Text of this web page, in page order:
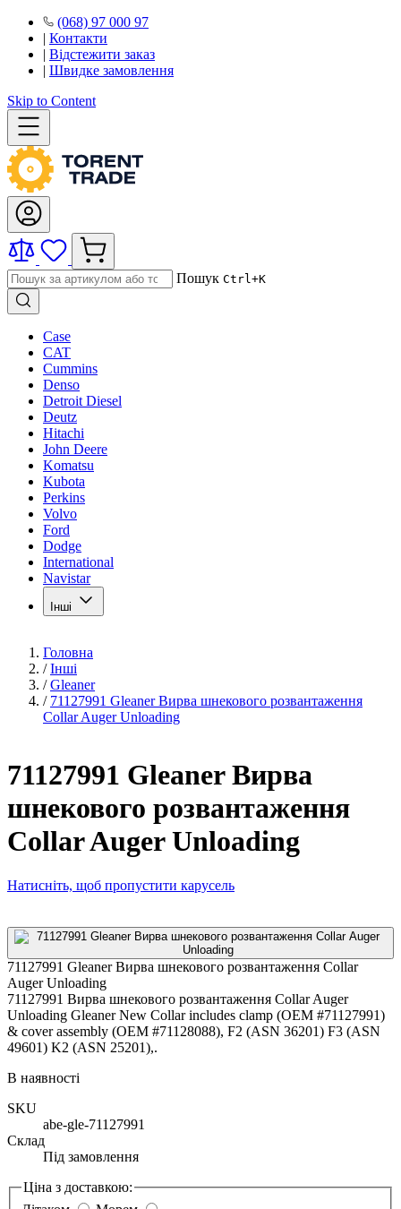
(068) 97 000 97
| Контакти
| Відстежити заказ
| Швидке замовлення
Skip to Content
Пошук Ctrl+K
Case
CAT
Cummins
Denso
Detroit Diesel
Deutz
Hitachi
John Deere
Komatsu
Kubota
Perkins
Volvo
Ford
Dodge
International
Navistar
Інші
Головна
/ Інші
/ Gleaner
/ 71127991 Gleaner Вирва шнекового розвантаження
Collar Auger Unloading
71127991 Gleaner Вирва
шнекового розвантаження
Collar Auger Unloading
Натисніть, щоб пропустити карусель
71127991 Gleaner Вирва шнекового розвантаження Collar
Auger Unloading
71127991 Вирва шнекового розвантаження Collar Auger
Unloading Gleaner New Collar includes clamp (OEM #71127991)
& cover assembly (OEM #71128088), F2 (ASN 36201) F3 (ASN
49601) K2 (ASN 25201),.
В наявності
SKU
abe-gle-71127991
Склад
Під замовлення
Ціна з доставкою: